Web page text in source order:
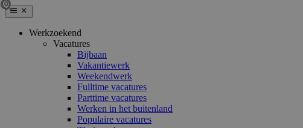
Werkzoekend
Vacatures
Bijbaan
Vakantiewerk
Weekendwerk
Fulltime vacatures
Parttime vacatures
Werken in het buitenland
Populaire vacatures